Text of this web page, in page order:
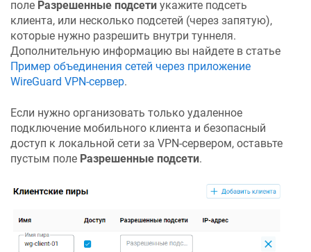
поле Разрешенные подсети укажите подсеть
клиента, или несколько подсетей (через запятую),
которые нужно разрешить внутри туннеля.
Дополнительную информацию вы найдете в статье
Пример объединения сетей через приложение
WireGuard VPN-сервер.
Если нужно организовать только удаленное
подключение мобильного клиента и безопасный
доступ к локальной сети за VPN-сервером, оставьте
пустым поле Разрешенные подсети.